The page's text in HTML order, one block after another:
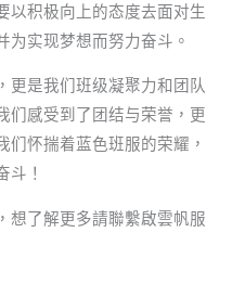
以积极向上的态度去面对生
为实现梦想而努力奋斗。
更是我们班级凝聚力和团队
们感受到了团结与荣誉，更
们怀揣着蓝色班服的荣耀，
斗！
想了解更多請聯繫啟雲帆服